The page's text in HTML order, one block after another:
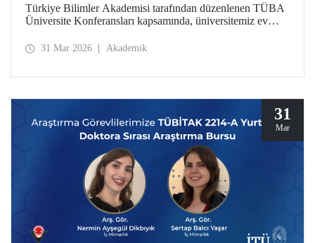
Türkiye Bilimler Akademisi tarafından düzenlenen TÜBA
Üniversite Konferansları kapsamında, üniversitemiz ev
Rolü” başlıklı konferans, 30 Mart 2026’da Süleyman
31 Mar 2026 Akademik
31
Mar